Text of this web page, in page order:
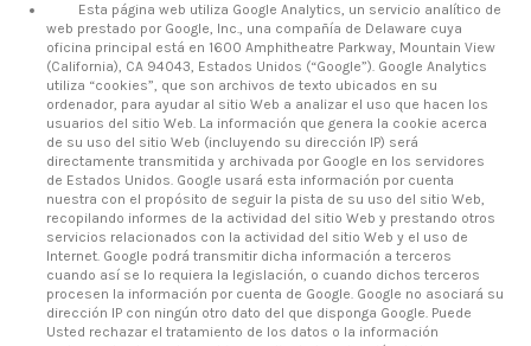
Esta página web utiliza Google Analytics, un servicio analítico de
web prestado por Google, Inc., una compañía de Delaware cuya
oficina principal está en 1600 Amphitheatre Parkway, Mountain View
(California), CA 94043, Estados Unidos (“Google”). Google Analytics
utiliza “cookies”, que son archivos de texto ubicados en su
ordenador, para ayudar al sitio Web a analizar el uso que hacen los
usuarios del sitio Web. La información que genera la cookie acerca
de su uso del sitio Web (incluyendo su dirección IP) será
directamente transmitida y archivada por Google en los servidores
de Estados Unidos. Google usará esta información por cuenta
nuestra con el propósito de seguir la pista de su uso del sitio Web,
recopilando informes de la actividad del sitio Web y prestando otros
servicios relacionados con la actividad del sitio Web y el uso de
Internet. Google podrá transmitir dicha información a terceros
cuando así se lo requiera la legislación, o cuando dichos terceros
procesen la información por cuenta de Google. Google no asociará su
dirección IP con ningún otro dato del que disponga Google. Puede
Usted rechazar el tratamiento de los datos o la información